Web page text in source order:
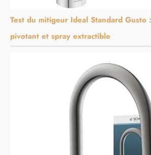
Test du mitigeur Ideal Standard Gusto
pivotant et spray extractible